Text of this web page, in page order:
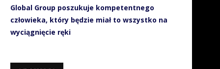
Global Group poszukuje kompetentnego
człowieka, który będzie miał to wszystko na
wyciągnięcie ręki